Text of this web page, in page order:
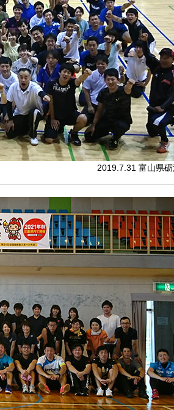
2019.7.31 富山県